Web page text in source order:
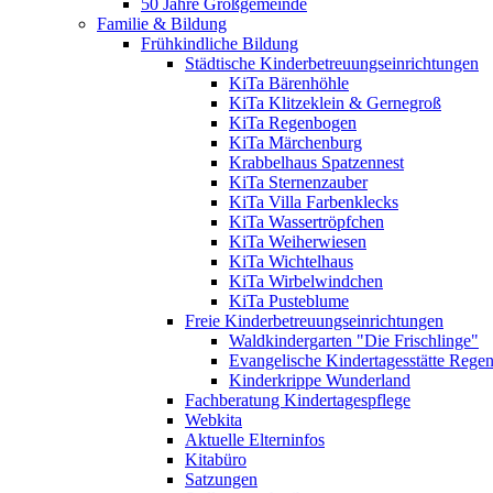
50 Jahre Großgemeinde
Familie & Bildung
Frühkindliche Bildung
Städtische Kinderbetreuungseinrichtungen
KiTa Bärenhöhle
KiTa Klitzeklein & Gernegroß
KiTa Regenbogen
KiTa Märchenburg
Krabbelhaus Spatzennest
KiTa Sternenzauber
KiTa Villa Farbenklecks
KiTa Wassertröpfchen
KiTa Weiherwiesen
KiTa Wichtelhaus
KiTa Wirbelwindchen
KiTa Pusteblume
Freie Kinderbetreuungseinrichtungen
Waldkindergarten "Die Frischlinge"
Evangelische Kindertagesstätte
Kinderkrippe Wunderland
Fachberatung Kindertagespflege
Webkita
Aktuelle Elterninfos
Kitabüro
Satzungen